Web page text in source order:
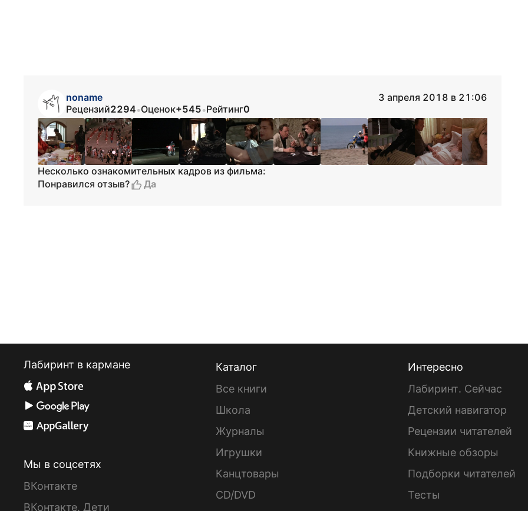
noname
3 апреля 2018 в 21:06
Рецензий2294•Оценок+545•Рейтинг0
Несколько ознакомительных кадров из фильма:
Понравился отзыв?
Да
Лабиринт в кармане
Мы в соцсетях
ВКонтакте
ВКонтакте. Дети
Каталог
Все книги
Школа
Журналы
Игрушки
Канцтовары
CD/DVD
Интересно
Лабиринт. Сейчас
Детский навигатор
Рецензии читателей
Книжные обзоры
Подборки читателей
Тесты